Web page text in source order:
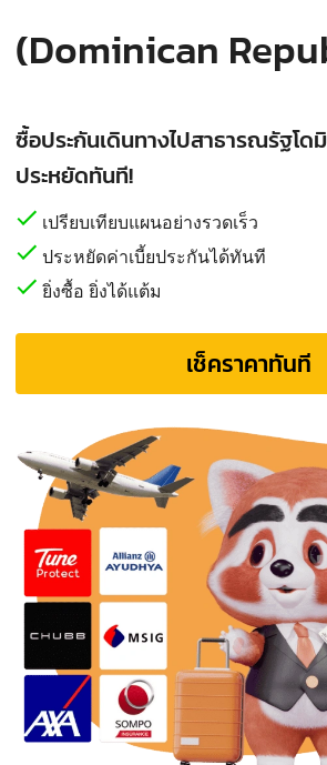
(Dominican
ซื้อประกันเดินทางไปสาธารณรัฐโ
ประหยัดทันที!
เปรียบเทียบแผนอย่างรวดเร็ว
ประหยัดค่าเบี้ยประกันได้ทันที
ยิ่งซื้อ ยิ่งได้แต้ม
เช็คราคาทันที